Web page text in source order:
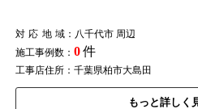
対応地域：八千代市 周辺
施工事例数： 0件
工事店住所：千葉県柏市大島田
もっと詳しく